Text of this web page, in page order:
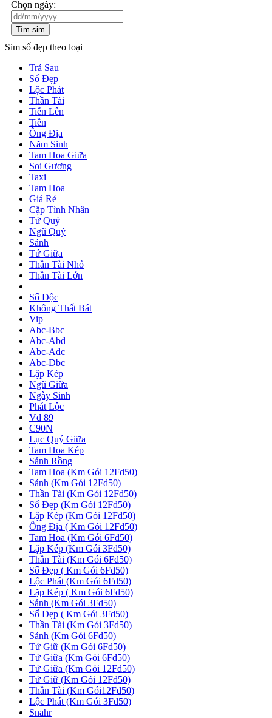
Chọn ngày:
Tìm sim
Sim số đẹp theo loại
Trả Sau
Số Đẹp
Lộc Phát
Thần Tài
Tiến Lên
Tiền
Ông Địa
Năm Sinh
Tam Hoa Giữa
Soi Gương
Taxi
Tam Hoa
Giá Rẻ
Cặp Tình Nhân
Tứ Quý
Ngũ Quý
Sảnh
Tứ Giữa
Thần Tài Nhỏ
Thần Tài Lớn
Số Độc
Không Thất Bát
Vip
Abc-Bbc
Abc-Abd
Abc-Adc
Abc-Dbc
Lặp Kép
Ngũ Giữa
Ngày Sinh
Phát Lộc
Vd 89
C90N
Lục Quý Giữa
Tam Hoa Kép
Sảnh Rồng
Tam Hoa (Km Gói 12Fd50)
Sảnh (Km Gói 12Fd50)
Thần Tài (Km Gói 12Fd50)
Số Đẹp (Km Gói 12Fd50)
Lặp Kép (Km Gói 12Fd50)
Ông Địa ( Km Gói 12Fd50)
Tam Hoa (Km Gói 6Fd50)
Lặp Kép (Km Gói 3Fd50)
Thần Tài (Km Gói 6Fd50)
Số Đẹp ( Km Gói 6Fd50)
Lộc Phát (Km Gói 6Fd50)
Lặp Kép ( Km Gói 6Fd50)
Sảnh (Km Gói 3Fd50)
Số Đẹp ( Km Gói 3Fd50)
Thần Tài (Km Gói 3Fd50)
Sảnh (Km Gói 6Fd50)
Tứ Giữ (Km Gói 6Fd50)
Tứ Giữa (Km Gói 6Fd50)
Tứ Giữa (Km Gói 12Fd50)
Tứ Giữ (Km Gói 12Fd50)
Thần Tài (Km Gói12Fd50)
Lộc Phát (Km Gói 3Fd50)
Snahr